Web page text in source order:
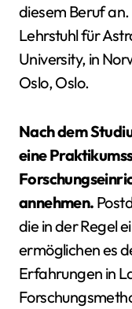
diesem Beruf
Lehrstuhl für
University, in
Oslo, Oslo.
Nach dem
eine
annehmen.
die in der Regel
ermöglichen es
Erfahrungen in